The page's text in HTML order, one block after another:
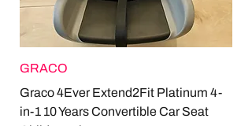
GRACO
Graco 4Ever Extend2Fit Platinum 4-
in-1 10 Years Convertible Car Seat